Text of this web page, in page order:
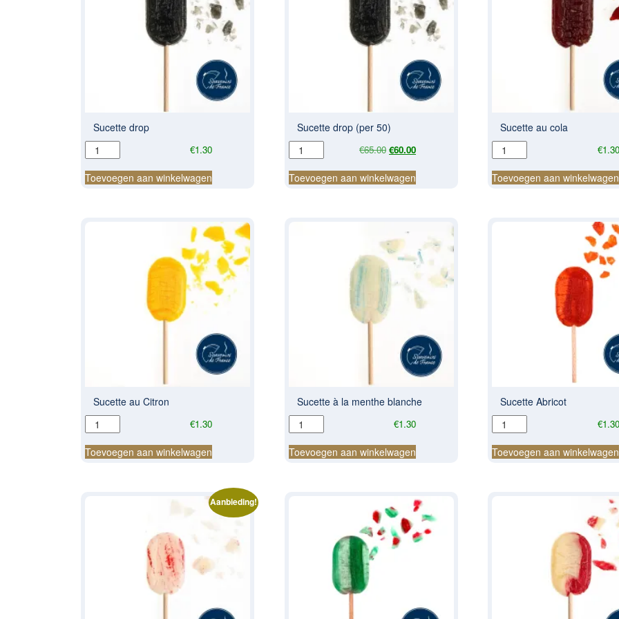
Sucette drop
€1.30
Sucette
drop
aantal
Toevoegen aan winkelwagen
Sucette drop (per 50)
€65.00 Oorspronkelijke
was:
€65.00.
€60.00Huidige
€60.00.
Sucette
drop
(per
50)
Toevoegen aan winkelwagen
Sucette au cola
€1.30
Sucette
au
cola
aantal
Toevoegen aan winkelwagen
Sucette au Citron
€1.30
Sucette
au
Citron
aantal
Toevoegen aan winkelwagen
Sucette à la menthe blanche
€1.30
Sucette
à
la
menthe
Toevoegen aan winkelwagen
Sucette Abricot
€1.30
Sucette
Abricot
aantal
Toevoegen aan winkelwagen
Aanbieding!